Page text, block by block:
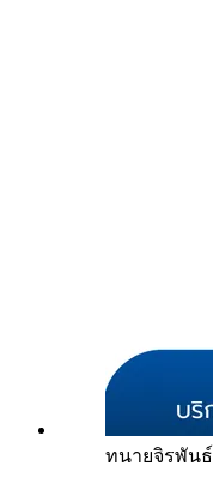
ทนายจิรพันธ์